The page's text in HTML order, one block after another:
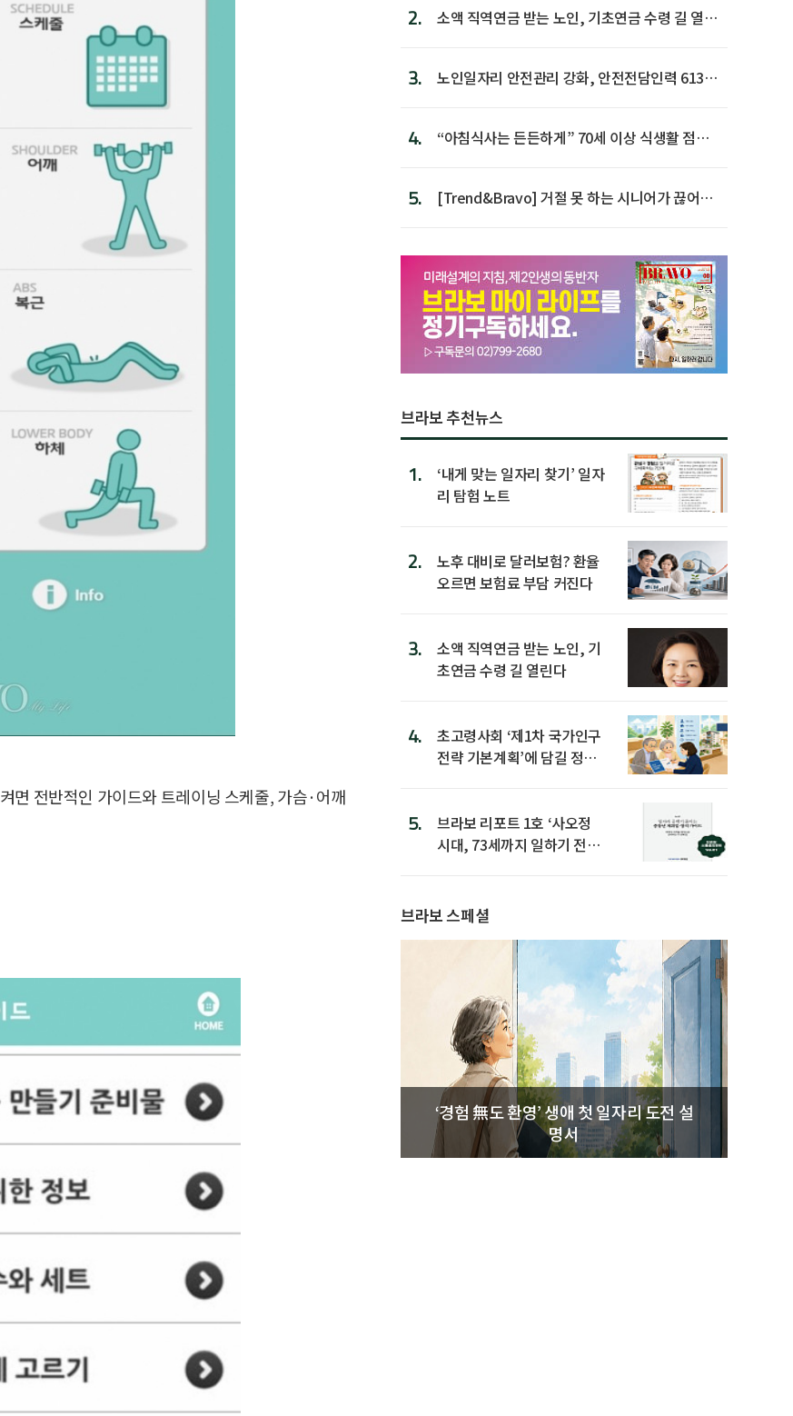
면 전반적인 가이드와 트레이닝 스케줄, 가슴·어깨
2.
소액 직역연금 받는 노인, 기초연금 수령 길 열린
3.
노인일자리 안전관리 강화, 안전전담인력 613명
4.
“아침식사는 든든하게” 70세 이상 식생활 점수
5.
[Trend&Bravo] 거절 못 하는 시니어가 끊어야
브라보 추천뉴스
1.
‘내게 맞는 일자리 찾기’ 일자
리 탐험 노트
2.
노후 대비로 달러보험? 환율
오르면 보험료 부담 커진다
3.
소액 직역연금 받는 노인, 기
초연금 수령 길 열린다
4.
초고령사회 ‘제1차 국가인구
전략 기본계획’에 담길 정책
5.
브라보 리포트 1호 ‘사오정
시대, 73세까지 일하기 전략’
브라보 스페셜
‘경험 無도 환영’ 생애 첫 일자리 도전 설
명서